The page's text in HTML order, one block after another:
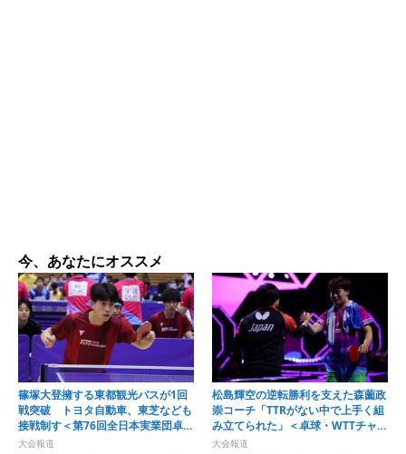
今、あなたにオススメ
篠塚大登擁する東都観光バスが1回
戦突破 トヨタ自動車、東芝なども
接戦制す＜第76回全日本実業団卓球
選手権大会＞
大会報道
松島輝空の逆転勝利を支えた森薗政
崇コーチ「TTRがない中で上手く組
み立てられた」＜卓球・WTTチャン
ピオンズ横浜2026＞
大会報道